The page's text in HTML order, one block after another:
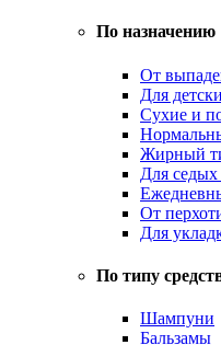
По назначению
От
Для
Сухие и
Жирный
Для седых
От
Для
По типу
Шампуни
Бальзамы